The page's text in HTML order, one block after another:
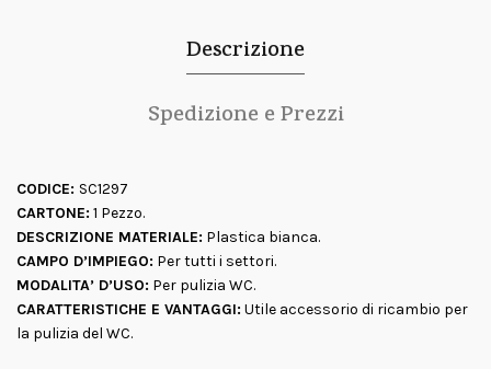
Descrizione
Spedizione e Prezzi
CODICE: SC1297
CARTONE: 1 Pezzo.
DESCRIZIONE MATERIALE: Plastica bianca.
CAMPO D’IMPIEGO: Per tutti i settori.
MODALITA’ D’USO: Per pulizia WC.
CARATTERISTICHE E VANTAGGI: Utile accessorio di ricambio per
la pulizia del WC.